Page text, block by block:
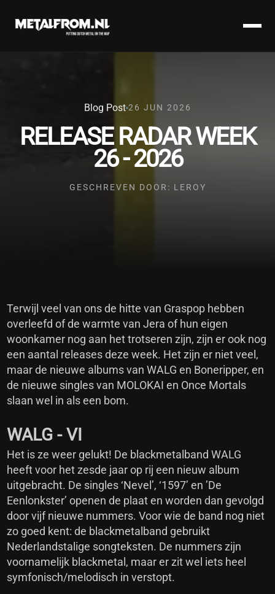
Blog Post 26 JUN 2026
RELEASE RADAR WEEK
26 - 2026
GESCHREVEN DOOR: LEROY
Terwijl veel van ons de hitte van Graspop hebben
overleefd of de warmte van Jera of hun eigen
woonkamer nog aan het trotseren zijn, zijn er ook nog
een aantal releases deze week. Het zijn er niet veel,
maar de nieuwe albums van WALG en Boneripper, en
de nieuwe singles van MOLOKAI en Once Mortals
slaan wel in als een bom.
WALG - VI
Het is ze weer gelukt! De blackmetalband WALG
heeft voor het zesde jaar op rij een nieuw album
uitgebracht. De singles ‘Nevel’, ‘1597’ en ’De
Eenlonkster’ openen de plaat en worden dan gevolgd
door vijf nieuwe nummers. Voor wie de band nog niet
zo goed kent: de blackmetalband gebruikt
Nederlandstalige songteksten. De nummers zijn
voornamelijk blackmetal, maar er zit wel iets heel
symfonisch/melodisch in verstopt.